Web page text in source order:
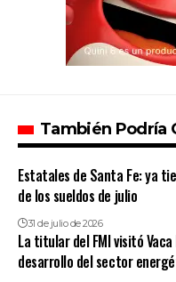
También Podría
Estatales de Santa Fe: ya
de los sueldos de julio
31 de julio de 2026
La titular del FMI visitó
desarrollo del sector